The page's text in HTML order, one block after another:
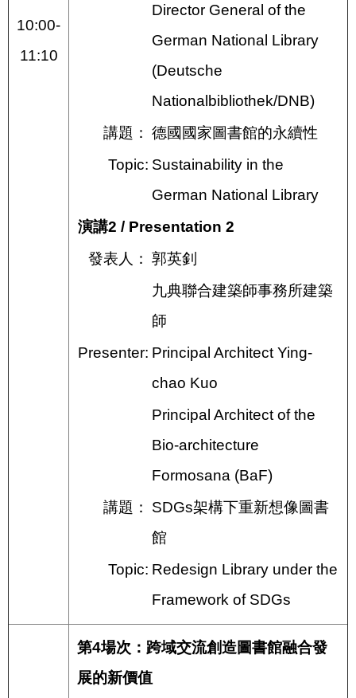
10:00-
11:10
Director General of the
German National Library
(Deutsche
Nationalbibliothek/DNB)
講題： 德國國家圖書館的永續性
Topic: Sustainability in the
German National Library
演講2 / Presentation 2
發表人： 郭英釗
九典聯合建築師事務所建築
師
Presenter: Principal Architect Ying-
chao Kuo
Principal Architect of the
Bio-architecture
Formosana (BaF)
講題：
SDGs架構下重新想像圖書
館
Topic: Redesign Library under the
Framework of SDGs
第4場次：跨域交流創造圖書館融合發
展的新價值